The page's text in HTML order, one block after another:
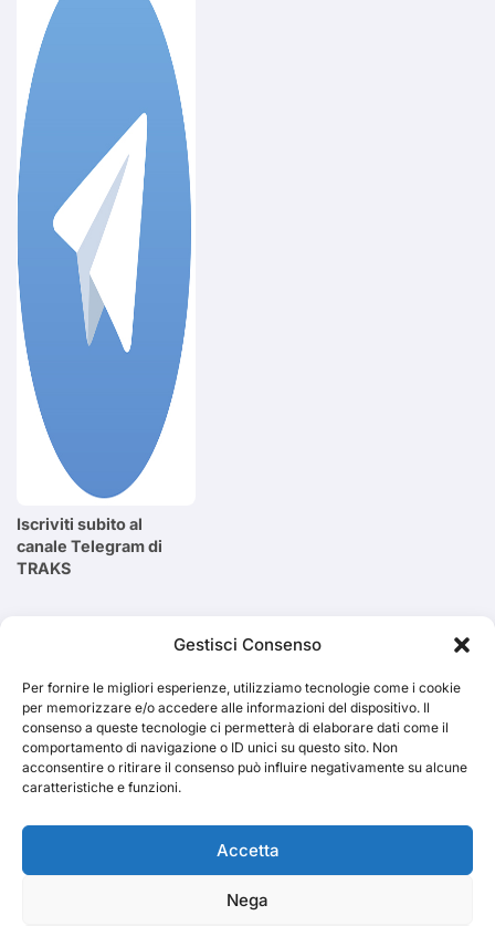
Gestisci Consenso
Per fornire le migliori esperienze, utilizziamo tecnologie come i cookie
per memorizzare e/o accedere alle informazioni del dispositivo. Il
consenso a queste tecnologie ci permetterà di elaborare dati come il
comportamento di navigazione o ID unici su questo sito. Non
acconsentire o ritirare il consenso può influire negativamente su alcune
caratteristiche e funzioni.
Accetta
Nega
Iscriviti subito al
canale Telegram di
TRAKS
Cerca
TRAKS
Dal 2014 musica indipendente ed emergente